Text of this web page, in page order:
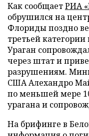
Как сообщаетРИА
обрушился на
Флориды поздно
третьей
Ураган
через штат и
разрушениям.
США Алехандро
по меньшей мере
урагана и
На брифинге в